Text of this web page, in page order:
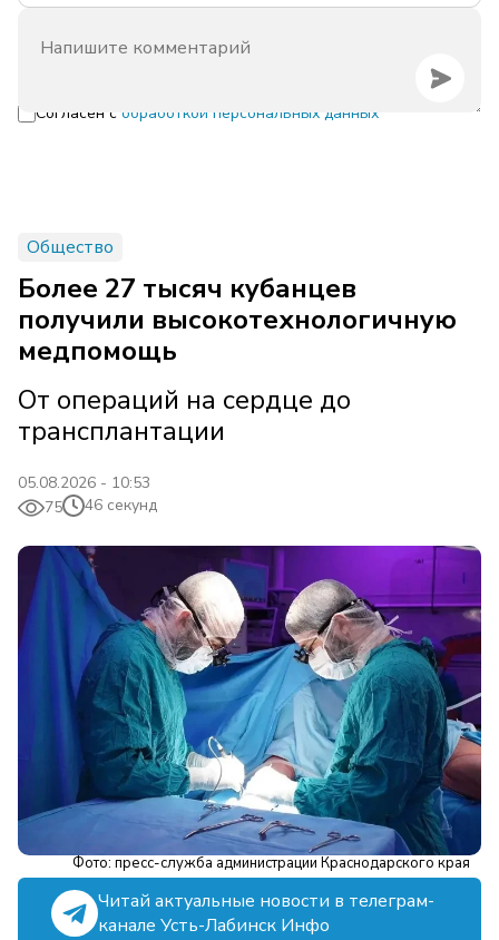
Согласен с обработкой персональных данных
Общество
Более 27 тысяч кубанцев
получили высокотехнологичную
медпомощь
От операций на сердце до
трансплантации
05.08.2026 - 10:53
75
46 секунд
Фото: пресс-служба администрации Краснодарского края
Читай актуальные новости в телеграм-
канале Усть-Лабинск Инфо